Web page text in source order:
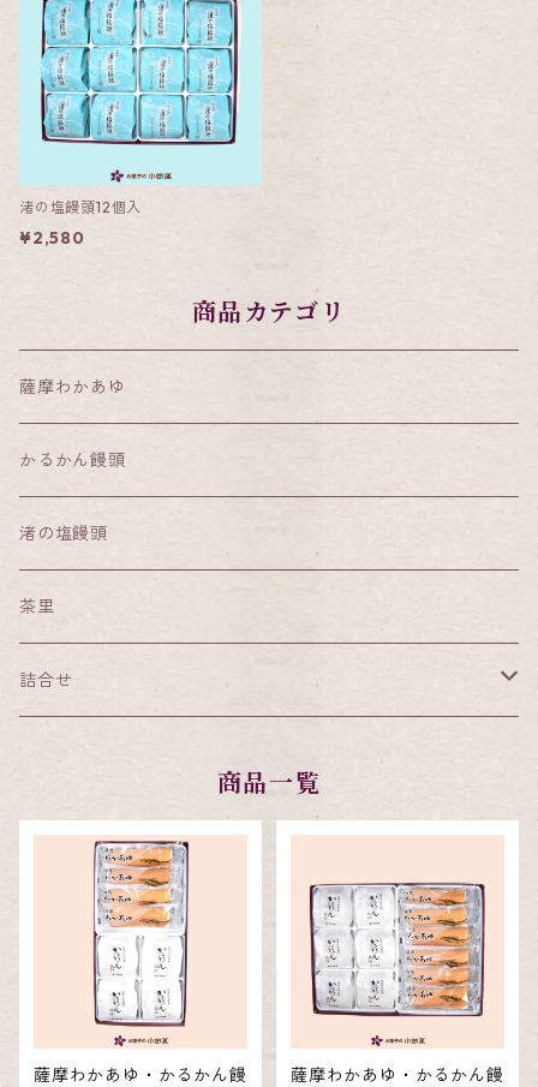
渚の塩饅頭12個入
¥2,580
商品カテゴリ
薩摩わかあゆ
かるかん饅頭
渚の塩饅頭
茶里
詰合せ
かるかん饅頭・知覧茶かるかん・餡なしかるかん詰合せ
薩摩わかあゆ・知覧茶かるかん詰合せ
薩摩わかあゆ・そらっち詰合せ
薩摩わかあゆ・メレンゲ饅頭詰合せ
商品一覧
薩摩わかあゆ・かるかん饅
薩摩わかあゆ・かるかん饅